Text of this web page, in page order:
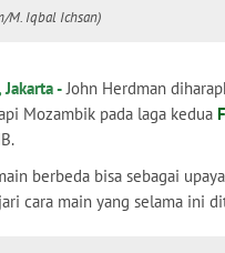
M. Iqbal Ichsan)
Jakarta -John Herdman
Mozambik pada laga kedua
berbeda bisa sebagai
cara main yang selama ini